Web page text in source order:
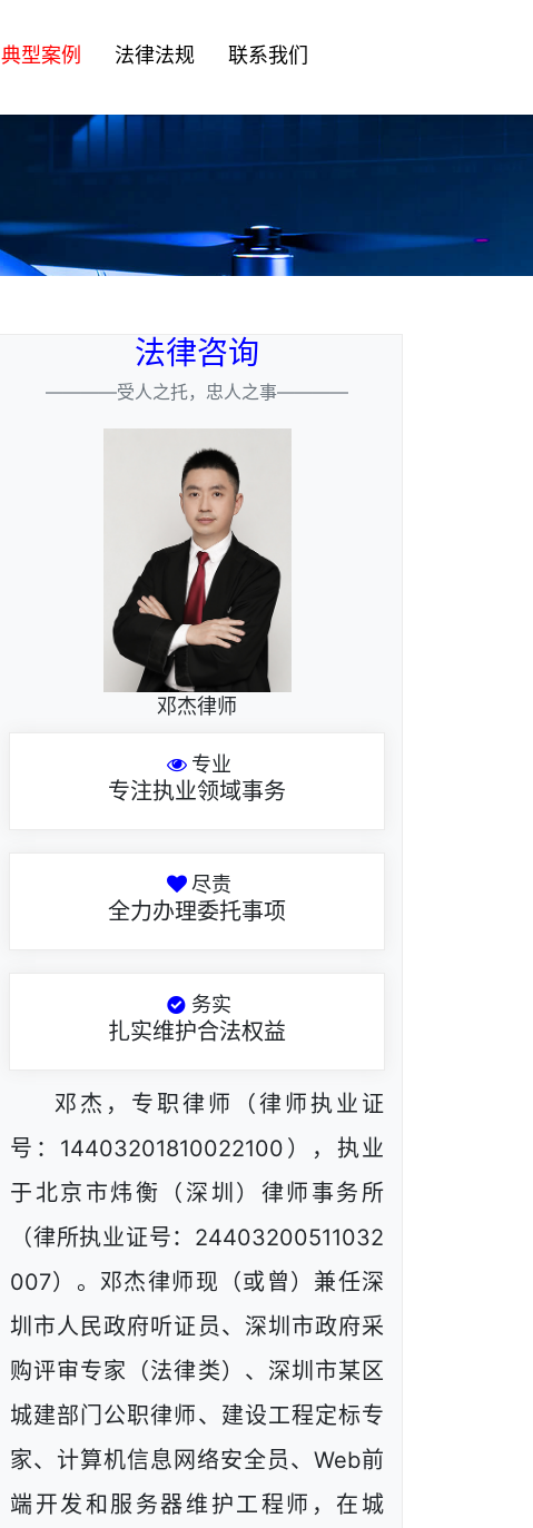
典型案例 法律法规 联系我们
法律咨询
————受人之托，忠人之事————
邓杰律师
专业
专注执业领域事务
尽责
全力办理委托事项
务实
扎实维护合法权益
邓杰，专职律师（律师执业证
号：14403201810022100），执业
于北京市炜衡（深圳）律师事务所
（律所执业证号：24403200511032
007）。邓杰律师现（或曾）兼任深
圳市人民政府听证员、深圳市政府采
购评审专家（法律类）、深圳市某区
城建部门公职律师、建设工程定标专
家、计算机信息网络安全员、Web前
端开发和服务器维护工程师，在城